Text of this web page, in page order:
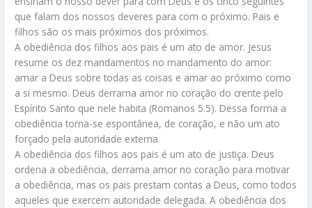
que falam dos nossos deveres para com o próximo. Pais e
filhos são os mais próximos dos próximos.
A obediência dos filhos aos pais é um ato de amor. Jesus
resume os dez mandamentos no mandamento do amor:
amar a Deus sobre todas as coisas e amar ao próximo como
a si mesmo. Deus derrama amor no coração do crente pelo
Espírito Santo que nele habita (Romanos 5.5). Dessa forma a
obediência torna-se espontânea, de coração, e não um ato
forçado pela autoridade externa.
A obediência dos filhos aos pais é um ato de justiça. Deus
ordena a obediência, derrama amor no coração para motivar
a obediência, mas os pais prestam contas a Deus, como todos
aqueles que exercem autoridade delegada. A obediência dos